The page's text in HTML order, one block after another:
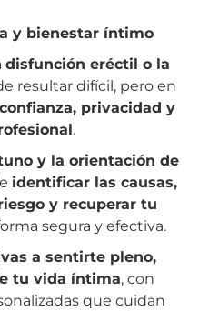
y bienestar íntimo
disfunción eréctil o la
resultar difícil, pero en
confianza, privacidad y
.
y la orientación de
identificar las causas,
y recuperar tu
segura y efectiva.
a sentirte pleno,
tu vida íntima, con
que cuidan